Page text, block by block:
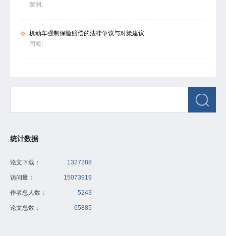
黎润;
机动车强制保险赔偿的法律争议与对策建议
闫海;
统计数据
论文下载： 1327288
访问量： 15073919
作者总人数： 5243
论文总数： 65885